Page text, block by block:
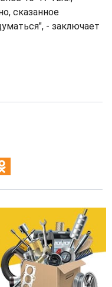
сказанное
- заключает